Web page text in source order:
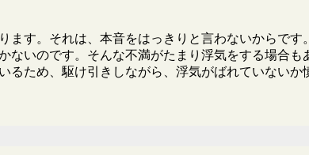
す。それは、本音をはっきりと言わないからで
ないのです。そんな不満がたまり浮気をする場合
ため、駆け引きしながら、浮気がばれていない